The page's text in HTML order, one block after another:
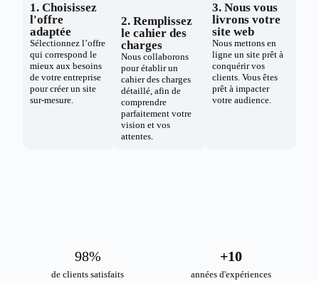
1. Choisissez
l'offre
adaptée
Sélectionnez l’offre
qui correspond le
mieux aux besoins
de votre entreprise
pour créer un site
sur-mesure.
2. Remplissez
le cahier des
charges
Nous collaborons
pour établir un
cahier des charges
détaillé, afin de
comprendre
parfaitement votre
vision et vos
attentes.
3. Nous vous
livrons votre
site web
Nous mettons en
ligne un site prêt à
conquérir vos
clients. Vous êtes
prêt à impacter
votre audience.
de clients satisfaits
98%
années d'expériences
+10